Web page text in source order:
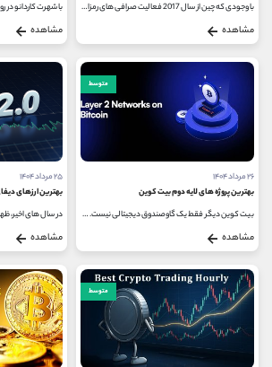
با وجودی که چین از سال 2017 فعالیت صرافی ‌های رمزارز را ممنوع و عملا معاملات بیت‌ کوین را متوقف کرد اما صنعت بلاک‌ چین...
مشاهده مشاهده
متوسط
۲۶ مرداد ۱۴۰۴
بهترین پروژه‌ های لایه دوم بیت کوین
بیت ‌کوین دیگر فقط یک گاوصندوق دیجیتالی نیست. با ظهور بهترین پروژه‌ های لایه دوم بیت ‌کوین، تحولی شگفت‌ انگیز رخ داده...
مشاهده
۲۵ مرداد ۱۴۰۴
بهترین ارزهای
مشاهده
متوسط